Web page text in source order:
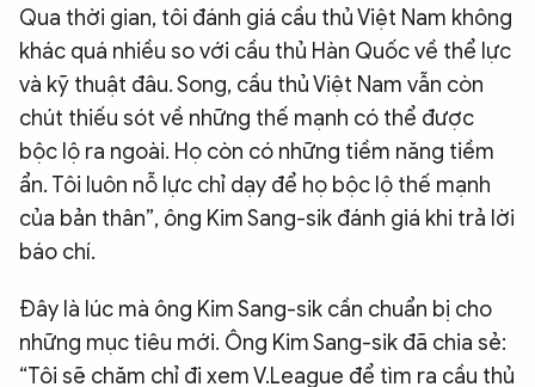
Qua thời gian, tôi đánh giá cầu thủ Việt Nam không
khác quá nhiều so với cầu thủ Hàn Quốc về thể lực
và kỹ thuật đâu. Song, cầu thủ Việt Nam vẫn còn
chút thiếu sót về những thế mạnh có thể được
bộc lộ ra ngoài. Họ còn có những tiềm năng tiềm
ẩn. Tôi luôn nỗ lực chỉ dạy để họ bộc lộ thế mạnh
của bản thân”, ông Kim Sang-sik đánh giá khi trả lời
báo chí.
Đây là lúc mà ông Kim Sang-sik cần chuẩn bị cho
những mục tiêu mới. Ông Kim Sang-sik đã chia sẻ:
“Tôi sẽ chăm chỉ đi xem V.League để tìm ra cầu thủ